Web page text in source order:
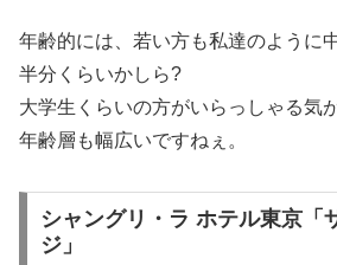
年齢的には、若い方も私達のように
半分くらいかしら?
大学生くらいの方がいらっしゃる気
年齢層も幅広いですねぇ。
シャングリ・ラ ホテル東京「
ジ」